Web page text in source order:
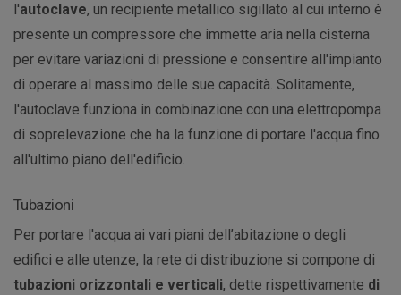
l'autoclave, un recipiente metallico sigillato al cui interno è
presente un compressore che immette aria nella cisterna
per evitare variazioni di pressione e consentire all'impianto
di operare al massimo delle sue capacità. Solitamente,
l'autoclave funziona in combinazione con una elettropompa
di soprelevazione che ha la funzione di portare l'acqua fino
all'ultimo piano dell'edificio.
Tubazioni
Per portare l'acqua ai vari piani dell’abitazione o degli
edifici e alle utenze, la rete di distribuzione si compone di
tubazioni orizzontali e verticali, dette rispettivamente di